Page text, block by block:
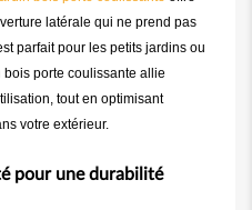
latérale qui ne prend pas
parfait pour les petits jardins ou
bois porte coulissante allie
tout en optimisant
votre extérieur.
pour une durabilité